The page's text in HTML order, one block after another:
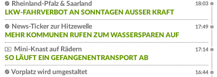
Rheinland-Pfalz & Saarland
LKW-FAHRVERBOT AN SONNTAGEN AUSSER KRAFT
18:03
News-Ticker zur Hitzewelle
MEHR KOMMUNEN RUFEN ZUM WASSERSPAREN AUF
17:49
Mini-Knast auf Rädern
SO LÄUFT EIN GEFANGENENTRANSPORT AB
17:14
Vorplatz wird umgestaltet
16:44